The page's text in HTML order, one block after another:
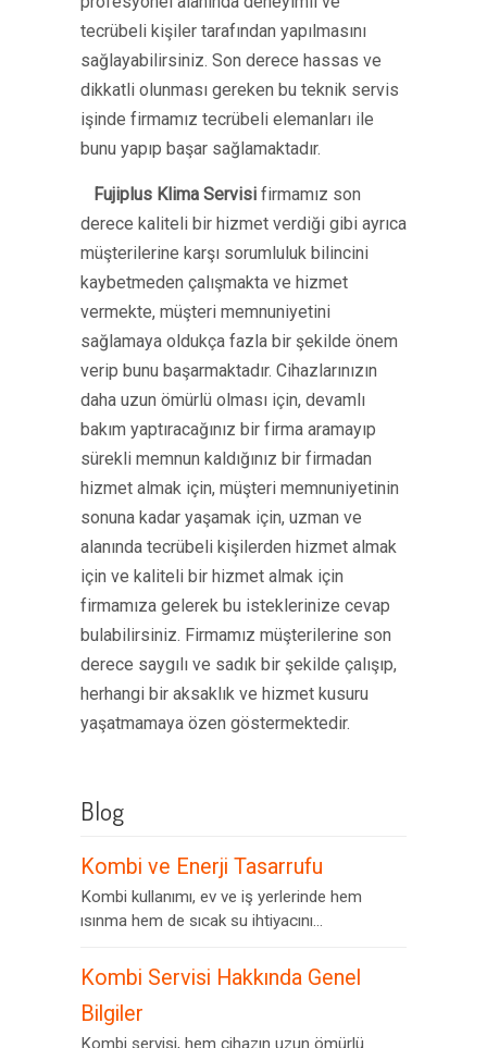
tecrübeli kişiler tarafından yapılmasını
sağlayabilirsiniz. Son derece hassas ve
dikkatli olunması gereken bu teknik servis
işinde firmamız tecrübeli elemanları ile
bunu yapıp başar sağlamaktadır.
Fujiplus Klima Servisi firmamız son
derece kaliteli bir hizmet verdiği gibi ayrıca
müşterilerine karşı sorumluluk bilincini
kaybetmeden çalışmakta ve hizmet
vermekte, müşteri memnuniyetini
sağlamaya oldukça fazla bir şekilde önem
verip bunu başarmaktadır. Cihazlarınızın
daha uzun ömürlü olması için, devamlı
bakım yaptıracağınız bir firma aramayıp
sürekli memnun kaldığınız bir firmadan
hizmet almak için, müşteri memnuniyetinin
sonuna kadar yaşamak için, uzman ve
alanında tecrübeli kişilerden hizmet almak
için ve kaliteli bir hizmet almak için
firmamıza gelerek bu isteklerinize cevap
bulabilirsiniz. Firmamız müşterilerine son
derece saygılı ve sadık bir şekilde çalışıp,
herhangi bir aksaklık ve hizmet kusuru
yaşatmamaya özen göstermektedir.
Blog
Kombi ve Enerji Tasarrufu
Kombi kullanımı, ev ve iş yerlerinde hem
ısınma hem de sıcak su ihtiyacını...
Kombi Servisi Hakkında Genel
Bilgiler
Kombi servisi, hem cihazın uzun ömürlü